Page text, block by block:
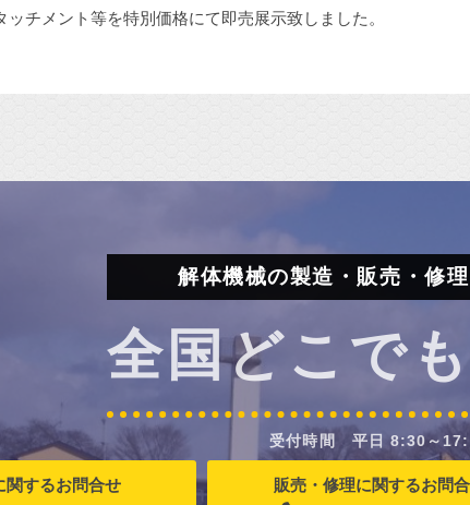
ッチメント等を特別価格にて即売展示致しました。
解体機械の製造・販売・修
全国どこでも
受付時間 平日 8:30～
関するお問合せ 販売・修理に関するお問